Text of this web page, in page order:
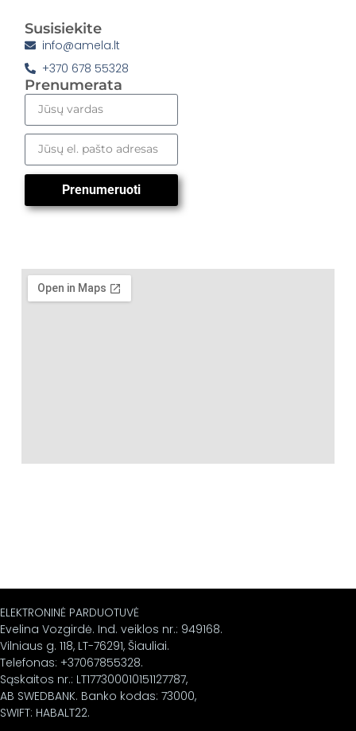
Susisiekite
info@amela.lt
+370 678 55328
Prenumerata
Prenumeruoti
ELEKTRONINĖ PARDUOTUVĖ
Evelina Vozgirdė. Ind. veiklos nr.: 949168.
Vilniaus g. 118, LT-76291, Šiauliai.
Telefonas: +37067855328.
Sąskaitos nr.: LT177300010151127787,
AB SWEDBANK. Banko kodas: 73000,
SWIFT: HABALT22.